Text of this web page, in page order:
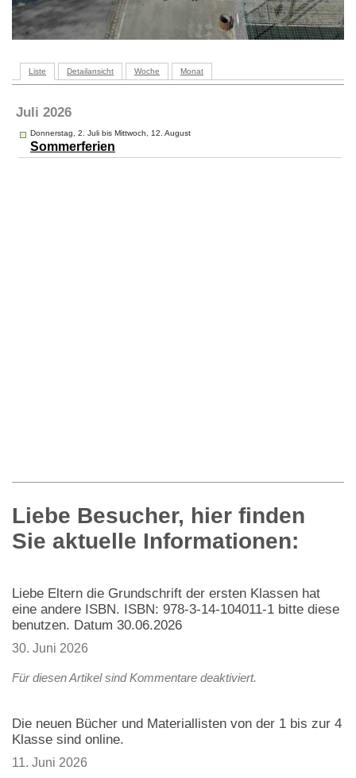
Liste Detailansicht Woche Monat
Juli 2026
Donnerstag, 2. Juli bis Mittwoch, 12. August
Sommerferien
Liebe Besucher, hier finden
Sie aktuelle Informationen:
Liebe Eltern die Grundschrift der ersten Klassen hat
eine andere ISBN. ISBN: 978-3-14-104011-1 bitte diese
benutzen. Datum 30.06.2026
30. Juni 2026
Für diesen Artikel sind Kommentare deaktiviert.
Die neuen Bücher und Materiallisten von der 1 bis zur 4
Klasse sind online.
11. Juni 2026